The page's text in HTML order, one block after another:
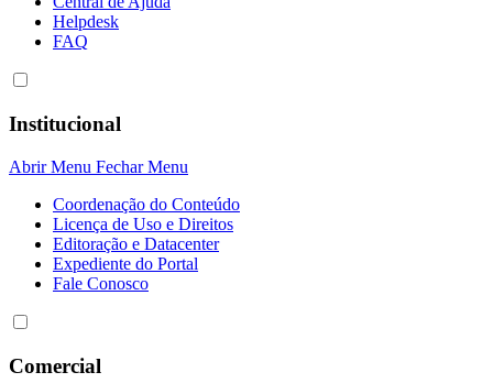
Helpdesk
FAQ
Institucional
Abrir Menu Fechar Menu
Coordenação do Conteúdo
Licença de Uso e Direitos
Editoração e Datacenter
Expediente do Portal
Fale Conosco
Comercial